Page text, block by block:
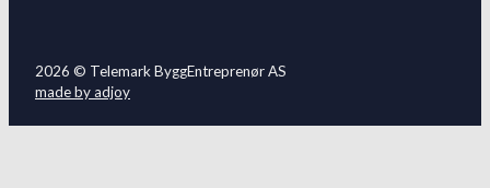
2026 © Telemark ByggEntreprenør AS
made by adjoy